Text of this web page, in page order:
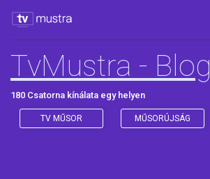
TvMustra - Blog
180 Csatorna kínálata egy helyen
TV MŰSOR MŰSORÚJSÁG